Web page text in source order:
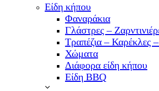
Είδη κήπου
Φαναράκια
Γλάστρες –
Τραπέζια – Καρέκλες
Χώματα
Διάφορα είδη κήπου
Είδη BBQ